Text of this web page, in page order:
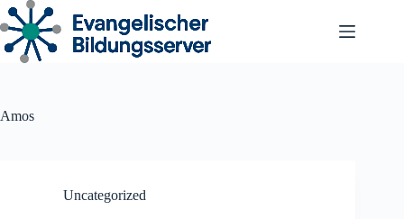
Zum
Inhalt
springen
Amos
Uncategorized